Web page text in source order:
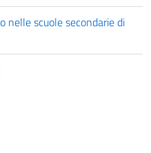
nelle scuole secondarie di